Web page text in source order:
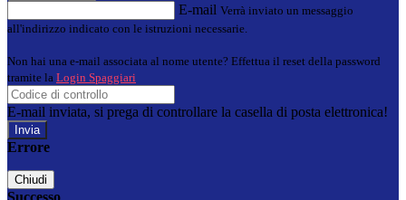
E-mail Verrà inviato un messaggio
all'indirizzo indicato con le istruzioni necessarie.
Non hai una e-mail associata al nome utente? Effettua il reset della password
tramite la Login Spaggiari
E-mail inviata, si prega di controllare la casella di posta elettronica!
Errore
Chiudi